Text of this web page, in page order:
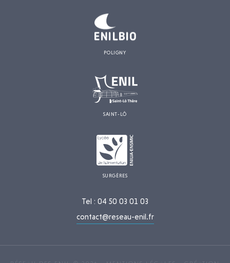
POLIGNY
SAINT-LÔ
SURGÈRES
Tel : 04 50 03 01 03
contact@reseau-enil.fr